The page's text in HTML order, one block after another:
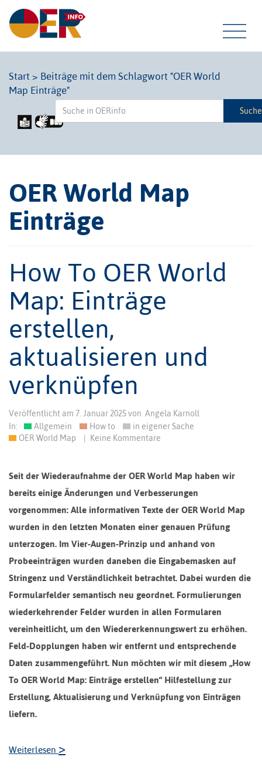
Start > Beiträge mit dem Schlagwort "OER World
Map Einträge"
OER World Map
Einträge
How To OER World
Map: Einträge
erstellen,
aktualisieren und
verknüpfen
Veröffentlicht am 7. Januar 2025von Angela Karnoll
In:
Allgemein How to
in eigener Sache
OER World Map
Keine Kommentare
Seit der Wiederaufnahme der OER World Map haben wir
bereits einige Änderungen und Verbesserungen
vorgenommen: Alle informativen Texte der OER World Map
wurden in den letzten Monaten einer genauen Prüfung
unterzogen. Im Vier-Augen-Prinzip und anhand von
Probeeinträgen wurden daneben die Eingabemasken auf
Stringenz und Verständlichkeit betrachtet. Dabei wurden die
Formularfelder semantisch neu geordnet. Formulierungen
wiederkehrender Felder wurden in allen Formularen
vereinheitlicht, um den Wiedererkennungswert zu erhöhen.
Feld-Dopplungen haben wir entfernt und entsprechende
Daten zusammengeführt. Nun möchten wir mit diesem „How
To OER World Map: Einträge erstellen“ Hilfestellung zur
Erstellung, Aktualisierung und Verknüpfung von Einträgen
liefern.
Weiterlesen >